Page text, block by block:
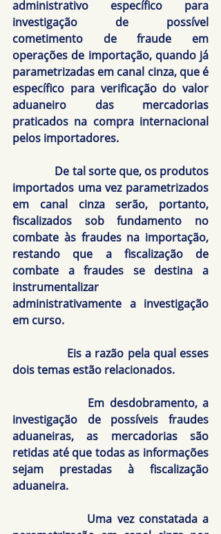
administrativo específico para
investigação de possível
cometimento de fraude em
operações de importação, quando já
parametrizadas em canal cinza, que é
específico para verificação do valor
aduaneiro das mercadorias
praticados na compra internacional
pelos importadores.
De tal sorte que, os produtos
importados uma vez parametrizados
em canal cinza serão, portanto,
fiscalizados sob fundamento no
combate às fraudes na importação,
restando que a fiscalização de
combate a fraudes se destina a
instrumentalizar
administrativamente a investigação
em curso.
Eis a razão pela qual esses
dois temas estão relacionados.
Em desdobramento, a
investigação de possíveis fraudes
aduaneiras, as mercadorias são
retidas até que todas as informações
sejam prestadas à fiscalização
aduaneira.
Uma vez constatada a